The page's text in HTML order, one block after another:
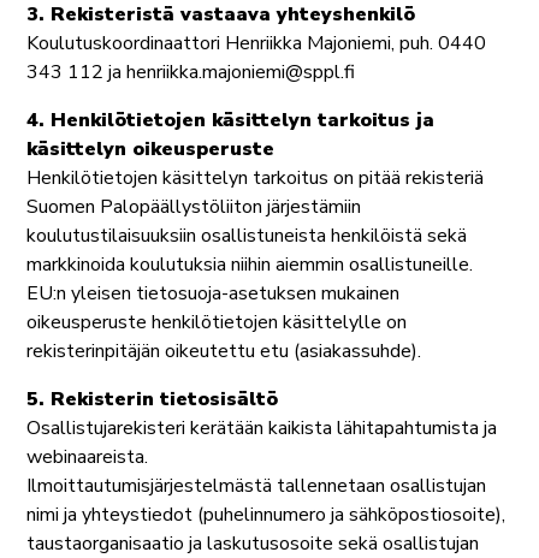
3. Rekisteristä vastaava yhteyshenkilö
Koulutuskoordinaattori Henriikka Majoniemi, puh. 0440
343 112 ja henriikka.majoniemi@sppl.fi
4. Henkilötietojen käsittelyn tarkoitus ja
käsittelyn oikeusperuste
Henkilötietojen käsittelyn tarkoitus on pitää rekisteriä
Suomen Palopäällystöliiton järjestämiin
koulutustilaisuuksiin osallistuneista henkilöistä sekä
markkinoida koulutuksia niihin aiemmin osallistuneille.
EU:n yleisen tietosuoja-asetuksen mukainen
oikeusperuste henkilötietojen käsittelylle on
rekisterinpitäjän oikeutettu etu (asiakassuhde).
5. Rekisterin tietosisältö
Osallistujarekisteri kerätään kaikista lähitapahtumista ja
webinaareista.
Ilmoittautumisjärjestelmästä tallennetaan osallistujan
nimi ja yhteystiedot (puhelinnumero ja sähköpostiosoite),
taustaorganisaatio ja laskutusosoite sekä osallistujan